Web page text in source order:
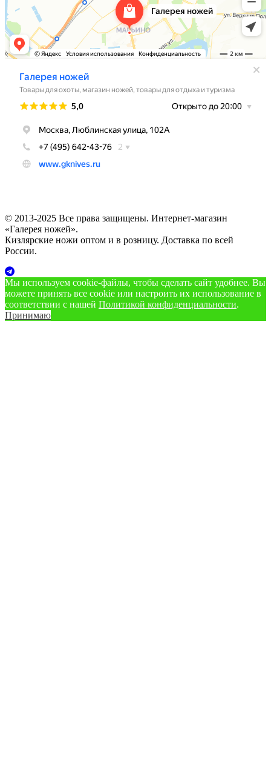
© 2013-2025 Все права защищены. Интернет-магазин
«Галерея ножей».
Кизлярские ножи оптом и в розницу. Доставка по всей
России.
Мы используем cookie‑файлы, чтобы сделать сайт удобнее. Вы
можете принять все cookie или настроить их использование в
соответствии с нашей Политикой конфиденциальности.
Принимаю